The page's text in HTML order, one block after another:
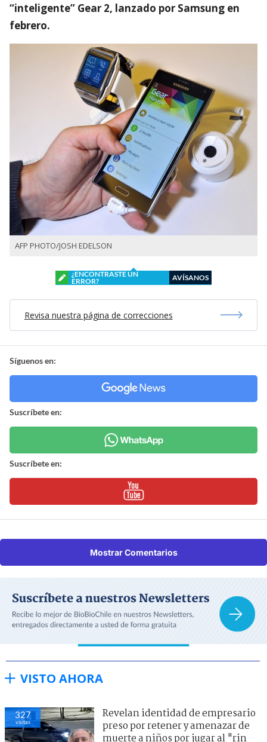
“inteligente” Gear 2, lanzado por Samsung en
febrero.
AFP PHOTO/JOSH EDELSON
¿ENCONTRASTE UN
ERROR?
AVÍSANOS
Revisa nuestra página de correcciones
Síguenos en:
Suscríbete en:
Suscríbete en:
Mostrar Comentarios
VISTO AHORA
327
visitas
Revelan identidad de empresario
preso por retener y amenazar de
muerte a niños por jugar al "rin